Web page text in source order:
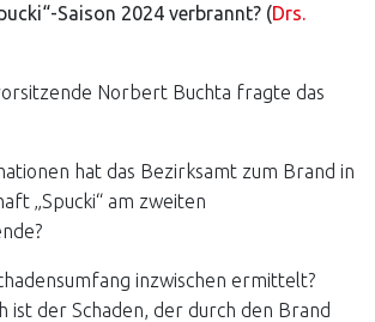
Saison 2024 verbrannt? (Drs.
Norbert Buchta fragte das
hat das Bezirksamt zum Brand in
„Spucki“ am zweiten
inzwischen ermittelt?
ist der Schaden, der durch den Brand